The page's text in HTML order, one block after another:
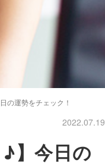
の運勢をチェック！
2022.07.19
】今日の